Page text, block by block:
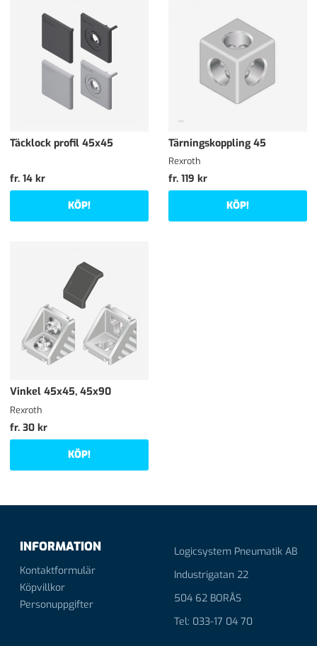
Täcklock profil 45x45
fr. 14 kr
KÖP!
Tärningskoppling 45
Rexroth
fr. 119 kr
KÖP!
Vinkel 45x45, 45x90
Rexroth
fr. 30 kr
KÖP!
INFORMATION
Kontaktformulär
Köpvillkor
Personuppgifter
Logicsystem Pneumatik AB
Industrigatan 22
504 62 BORÅS
Tel: 033-17 04 70